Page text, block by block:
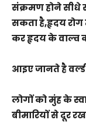
संक्रमण होने सीधे
सकता है,हृदय रोग
कर हृदय के वाल्व
आइए जानते है
लोगों को मुंह के
बीमारियों से दूर